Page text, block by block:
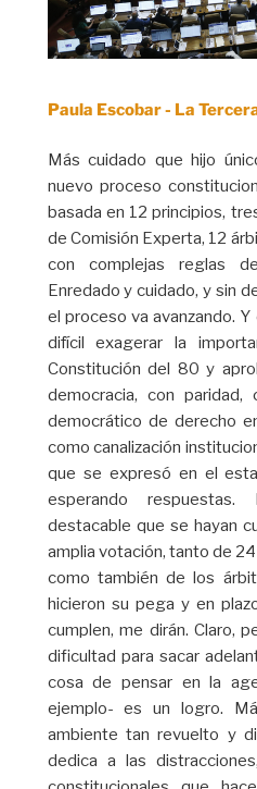
Paula Escobar - La
Más cuidado que hijo
nuevo proceso
basada en 12 principios,
de Comisión Experta, 12
con complejas reglas
Enredado y cuidado, y sin
el proceso va avanzando.
difícil exagerar la
Constitución del 80 y
democracia, con
democrático de derecho
como canalización
que se expresó en el
esperando
destacable que se hayan
amplia votación, tanto de
como también de los
hicieron su pega y en
cumplen, me dirán. Claro,
dificultad para sacar
cosa de pensar en la
ejemplo- es un logro.
ambiente tan revuelto y
dedica a las